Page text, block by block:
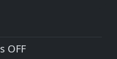
OFF